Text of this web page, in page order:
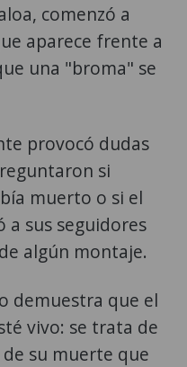
comenzó a
aparece frente a
una "broma" se
provocó dudas
si
muerto o si el
a sus seguidores
algún montaje.
demuestra que el
vivo: se trata de
su muerte que